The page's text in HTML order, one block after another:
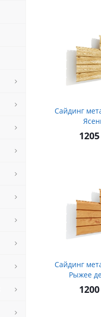
Сайдинг
Сайдинг
Рыжее